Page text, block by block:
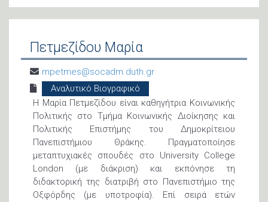
Πετμεζίδου Μαρία
mpetmes@socadm.duth.gr
Αναλυτικό Βιογραφικό
Η Μαρία Πετμεζίδου είναι καθηγήτρια Κοινωνικής
Πολιτικής στο Τμήμα Κοινωνικής Διοίκησης και
Πολιτικής Επιστήμης του Δημοκρίτειου
Πανεπιστήμιου Θράκης. Πραγματοποίησε
μεταπτυχιακές σπουδές στο University College
London (με διάκριση) και εκπόνησε τη
διδακτορική της διατριβή στο Πανεπιστήμιο της
Οξφόρδης (με υποτροφία). Επί σειρά ετών